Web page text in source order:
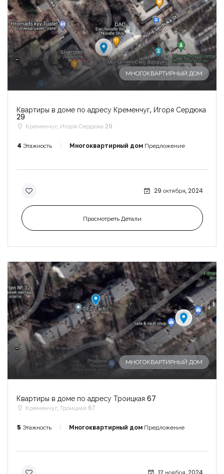
-
МНОГОКВАРТИРНЫЙ ДОМ
Квартиры в доме по адресу Кременчуг, Игоря Сердюка
29
Кременчуг, Игоря Сердюка 29
4 Этажность Многоквартирный дом Предложение
29 октября, 2024
Просмотреть Детали
-
МНОГОКВАРТИРНЫЙ ДОМ
Квартиры в доме по адресу Троицкая 67
Кременчуг, Троицкая 67
5 Этажность Многоквартирный дом Предложение
12 ноября, 2024